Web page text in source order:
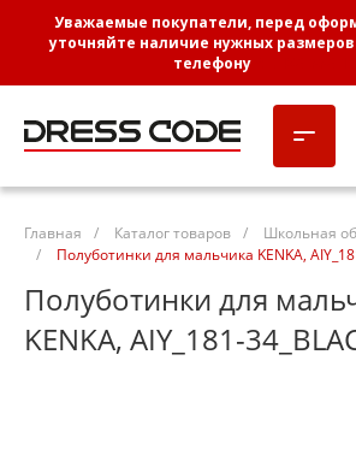
Уважаемые покупатели, перед
уточняйте наличие нужных
телефону
Главная / Каталог товаров /
Школьная
/
Полуботинки для мальчика KENKA,
Полуботинки для
KENKA, AIY_181-